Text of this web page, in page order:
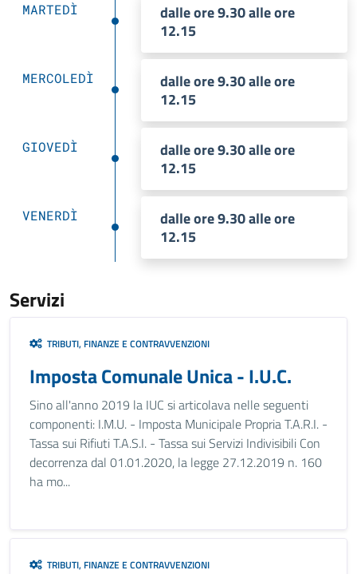
MARTEDÌ
dalle ore 9.30 alle ore
12.15
MERCOLEDÌ
dalle ore 9.30 alle ore
12.15
GIOVEDÌ
dalle ore 9.30 alle ore
12.15
VENERDÌ
dalle ore 9.30 alle ore
12.15
Servizi
TRIBUTI, FINANZE E CONTRAVVENZIONI
Imposta Comunale Unica - I.U.C.
Sino all'anno 2019 la IUC si articolava nelle seguenti
componenti: I.M.U. - Imposta Municipale Propria T.A.R.I. -
Tassa sui Rifiuti T.A.S.I. - Tassa sui Servizi Indivisibili Con
decorrenza dal 01.01.2020, la legge 27.12.2019 n. 160
ha mo...
TRIBUTI, FINANZE E CONTRAVVENZIONI